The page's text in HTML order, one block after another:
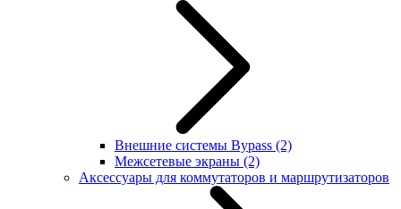
Внешние системы Bypass (2)
Межсетевые экраны (2)
Аксессуары для коммутаторов и маршрутизаторов